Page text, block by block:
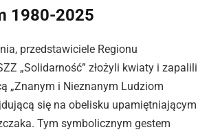
1980-2025
przedstawiciele Regionu
„Solidarność” złożyli kwiaty i zapalili
„Znanym i Nieznanym Ludziom
się na obelisku upamiętniającym
Tym symbolicznym gestem